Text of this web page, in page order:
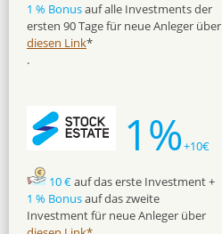
1 % Bonusauf alle Investments der
ersten 90 Tage für neue Anleger über
diesen Link*
.
1%+10€
10 €auf das erste Investment +
1 % Bonusauf das zweite
Investment für neue Anleger über